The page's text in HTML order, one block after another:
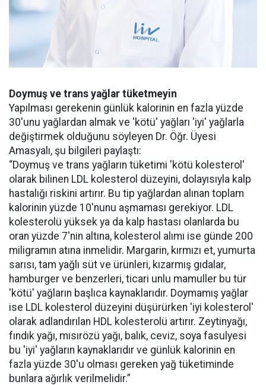
Doymuş ve trans yağlar tüketmeyin
Yapılması gerekenin günlük kalorinin en fazla yüzde
30'unu yağlardan almak ve 'kötü' yağları 'iyi' yağlarla
değiştirmek olduğunu söyleyen Dr. Öğr. Üyesi
Amasyalı, şu bilgileri paylaştı:
“Doymuş ve trans yağların tüketimi 'kötü kolesterol'
olarak bilinen LDL kolesterol düzeyini, dolayısıyla kalp
hastalığı riskini artırır. Bu tip yağlardan alınan toplam
kalorinin yüzde 10'nunu aşmaması gerekiyor. LDL
kolesterolü yüksek ya da kalp hastası olanlarda bu
oran yüzde 7'nin altına, kolesterol alımı ise günde 200
miligramın atına inmelidir. Margarin, kırmızı et, yumurta
sarısı, tam yağlı süt ve ürünleri, kızarmış gıdalar,
hamburger ve benzerleri, ticari unlu mamuller bu tür
'kötü' yağların başlıca kaynaklarıdır. Doymamış yağlar
ise LDL kolesterol düzeyini düşürürken 'iyi kolesterol'
olarak adlandırılan HDL kolesterolü artırır. Zeytinyağı,
fındık yağı, mısırözü yağı, balık, ceviz, soya fasulyesi
bu 'iyi' yağların kaynaklarıdır ve günlük kalorinin en
fazla yüzde 30'u olması gereken yağ tüketiminde
bunlara ağırlık verilmelidir.”